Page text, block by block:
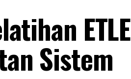
ETLE
Sistem